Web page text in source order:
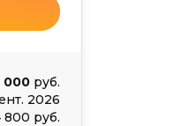
000руб.
2026
800 руб.